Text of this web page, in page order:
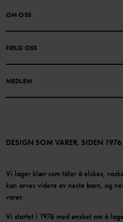
KONTAKTE OSS
GAVEKORTSALDO
PERSONVERNPOLICY
OM OSS
FØLG OSS
MEDLEM
Bli medlem
DESIGN SOM VARER, SIDEN 1976
Vi lager klær som tåler å elskes,
kan arves videre av neste barn, og
varer.
Vi startet i 1976 med ønsket om å